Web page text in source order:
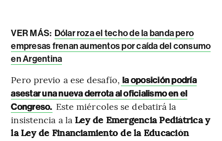
VER MÁS: Dólar roza el techo de la banda pero
empresas frenan aumentos por caída del consumo
en Argentina
Pero previo a ese desafío, la oposición podría
asestar una nueva derrota al oficialismo en el
Congreso. Este miércoles se debatirá la
insistencia a la Ley de Emergencia Pediátrica y
la Ley de Financiamiento de la Educación